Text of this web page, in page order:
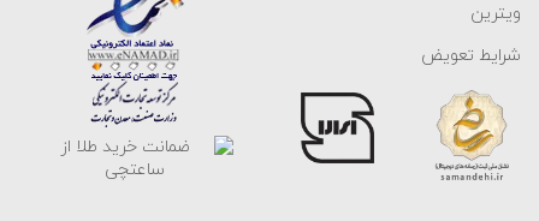
ویترین
شرایط تعویض